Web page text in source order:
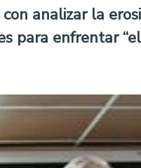
analizar la
para enfrentar